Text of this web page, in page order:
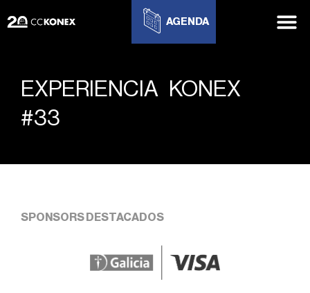
AGENDA
EXPERIENCIA KONEX
#33
SPONSORS DESTACADOS